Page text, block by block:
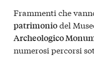
Frammenti che
patrimoniodel
Archeologico
numerosi percorsi